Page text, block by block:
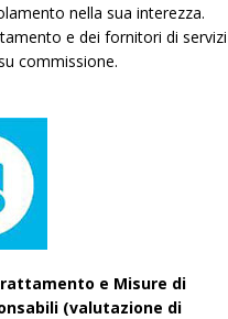
nella sua interezza.
e dei fornitori di servizi
commissione.
e Misure di
(valutazione di